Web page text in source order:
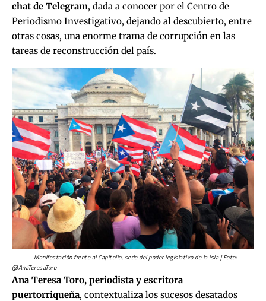
chat de Telegram, dada a conocer por el Centro de
Periodismo Investigativo, dejando al descubierto, entre
otras cosas, una enorme trama de corrupción en las
tareas de reconstrucción del país.
Manifestación frente al Capitolio, sede del poder legislativo de la isla | Foto:
@AnaTeresaToro
Ana Teresa Toro, periodista y escritora
puertorriqueña, contextualiza los sucesos desatados